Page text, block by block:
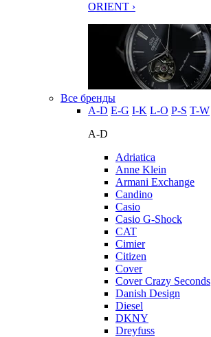
ORIENT ›
Все бренды
A-D E-G I-K L-O P-S T-W
A-D
Adriatica
Anne Klein
Armani Exchange
Candino
Casio
Casio G-Shock
CAT
Cimier
Citizen
Cover
Cover Crazy Seconds
Danish Design
Diesel
DKNY
Dreyfuss